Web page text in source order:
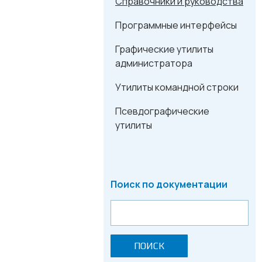
Программные интерфейсы
Графические утилиты
администратора
Утилиты командной строки
Псевдографические
утилиты
Поиск по документации
ПОИСК